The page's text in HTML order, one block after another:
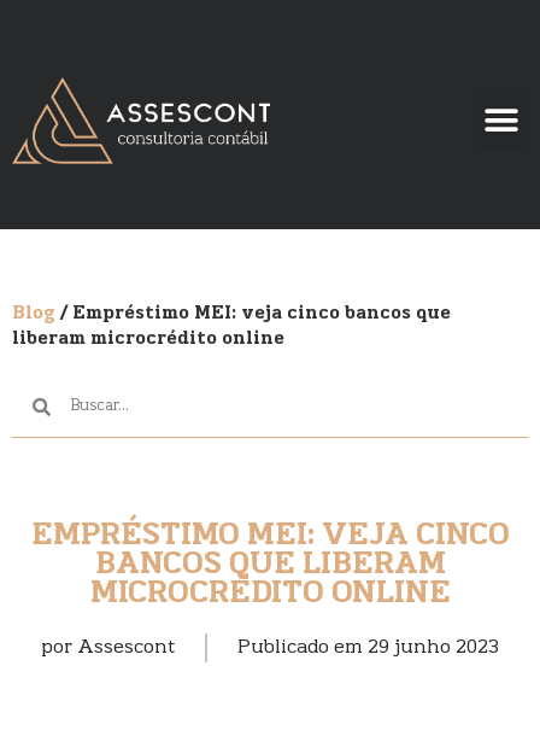
Blog/ Empréstimo MEI: veja cinco bancos que
liberam microcrédito online
EMPRÉSTIMO MEI: VEJA CINCO
BANCOS QUE LIBERAM
MICROCRÉDITO ONLINE
por Assescont Publicado em 29 junho 2023